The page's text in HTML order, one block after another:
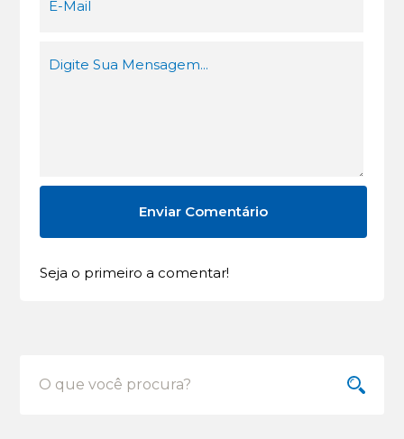
Seja o primeiro a comentar!